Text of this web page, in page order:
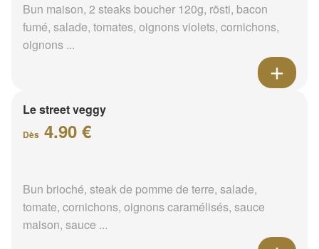
Bun maison, 2 steaks boucher 120g, rösti, bacon
fumé, salade, tomates, oignons violets, cornichons,
oignons ...
Le street veggy
Dès 4.90 €
Bun brioché, steak de pomme de terre, salade,
tomate, cornichons, oignons caramélisés, sauce
maison, sauce ...